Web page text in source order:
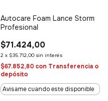
Autocare Foam Lance Storm
Profesional
$71.424,00
2 x $35.712,00 sin interés
$67.852,80 con Transferencia o
depósito
Avisame cuando este disponible